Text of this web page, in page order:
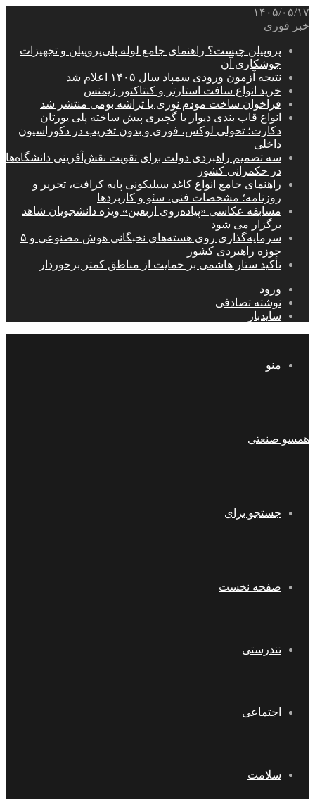
۱۴۰۵/۰۵/۱۷
خبر فوری
پروپیلن چیست؟ راهنمای جامع لوله پلی‌پروپیلن و تجهیزات
جوشکاری آن
نتیجه آزمون ورودی سمپاد سال ۱۴۰۵ اعلام شد
خرید انواع سافت استارتر و کنتاکتور زیمنس
فراخوان ساخت مودم نوری با تراشه بومی منتشر شد
انواع قاب بندی دیوار با گچبری پیش ساخته پلی یورتان
دکارت؛ تحولی لوکس، فوری و بدون تخریب در دکوراسیون
داخلی
سه تصمیم راهبردی دولت برای تقویت نقش‌آفرینی دانشگاه‌ها
در حکمرانی کشور
راهنمای جامع انواع کاغذ سیلیکونی پایه کرافت، تحریر و
روزنامه؛ مشخصات فنی، سئو و کاربردها
مسابقه عکاسی «پیاده‌روی اربعین» ویژه دانشجویان شاهد
برگزار می شود
سرمایه‌گذاری روی هسته‌های نخبگانی هوش مصنوعی و ۵
حوزه راهبردی کشور
تأکید ستار هاشمی بر حمایت از مناطق کمتر برخوردار
ورود
نوشته تصادفی
سایدبار
منو
همسو صنعتی
جستجو برای
صفحه نخست
تندرستی
اجتماعی
سلامت